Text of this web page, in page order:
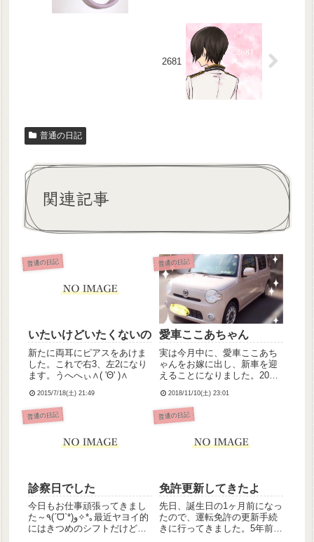
2681
普通の日記
関連記事
普通の日記
いたいけどいたくないの
新たに両耳にピアスをあけま
した。これで右3、左2になり
ます。うへへぃ∧( 'Θ' )∧
2015/7/18(土) 21:49
普通の日記
愛車ここあちゃん
実は今月中に、愛車ここあち
ゃんをお嫁に出し、新車を迎
えることになりました。2015
ん。およそ3年間、大切に乗り
ました。ここあちゃん本当に
大好きで、すごく愛着がある
すごく寂しい。当時の記事...
2018/11/10(土) 23:01
普通の日記
診察日でした
今日もお仕事頑張ってきまし
た～٩(ˊᗜˋ*)و✧*｡最近ヤヨイ的
にはきつめのシフトだけど調
普通の日記
免許更新してきたよ
先日、誕生日の1ヶ月前になっ
たので、運転免許の更新手続
きに行ってきました。5年前の